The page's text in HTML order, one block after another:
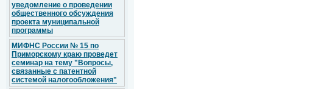
уведомление о проведении
общественного обсуждения
проекта муниципальной
программы
МИФНС России № 15 по
Приморскому краю проведет
семинар на тему "Вопросы,
связанные с патентной
системой налогообложения"